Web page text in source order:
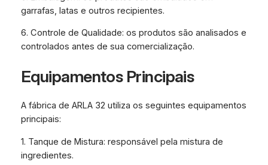
garrafas, latas e outros recipientes.
6. Controle de Qualidade: os produtos são analisados e
controlados antes de sua comercialização.
Equipamentos Principais
A fábrica de ARLA 32 utiliza os seguintes equipamentos
principais:
1. Tanque de Mistura: responsável pela mistura de
ingredientes.